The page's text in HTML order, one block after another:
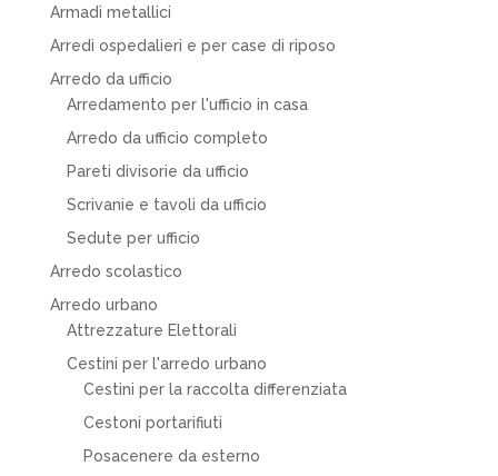
Armadi metallici
Arredi ospedalieri e per case di riposo
Arredo da ufficio
Arredamento per l'ufficio in casa
Arredo da ufficio completo
Pareti divisorie da ufficio
Scrivanie e tavoli da ufficio
Sedute per ufficio
Arredo scolastico
Arredo urbano
Attrezzature Elettorali
Cestini per l'arredo urbano
Cestini per la raccolta differenziata
Cestoni portarifiuti
Posacenere da esterno